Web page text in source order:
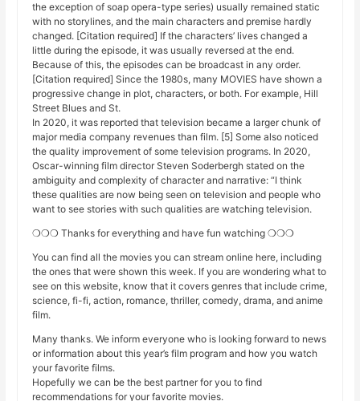
the exception of soap opera-type series) usually remained static
with no storylines, and the main characters and premise hardly
changed. [Citation required] If the characters’ lives changed a
little during the episode, it was usually reversed at the end.
Because of this, the episodes can be broadcast in any order.
[Citation required] Since the 1980s, many MOVIES have shown a
progressive change in plot, characters, or both. For example, Hill
Street Blues and St.
In 2020, it was reported that television became a larger chunk of
major media company revenues than film. [5] Some also noticed
the quality improvement of some television programs. In 2020,
Oscar-winning film director Steven Soderbergh stated on the
ambiguity and complexity of character and narrative: “I think
these qualities are now being seen on television and people who
want to see stories with such qualities are watching television.
❍❍❍ Thanks for everything and have fun watching ❍❍❍
You can find all the movies you can stream online here, including
the ones that were shown this week. If you are wondering what to
see on this website, know that it covers genres that include crime,
science, fi-fi, action, romance, thriller, comedy, drama, and anime
film.
Many thanks. We inform everyone who is looking forward to news
or information about this year’s film program and how you watch
your favorite films.
Hopefully we can be the best partner for you to find
recommendations for your favorite movies.